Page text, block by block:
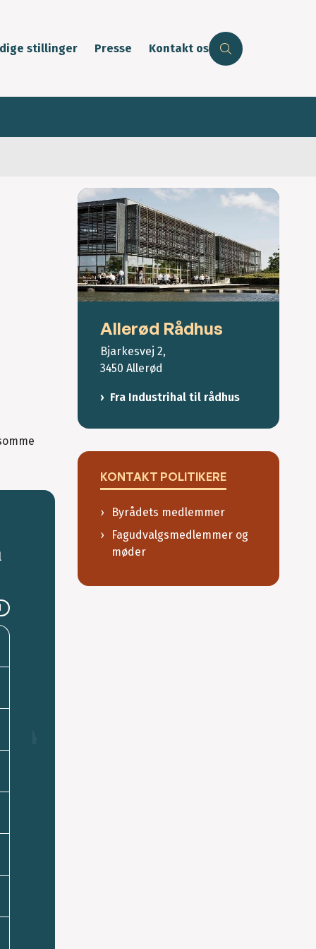
stillinger Presse Kontakt os
Allerød Rådhus
Bjarkesvej 2,
3450 Allerød
Fra Industrihal til rådhus
KONTAKT POLITIKERE
Byrådets medlemmer
Fagudvalgsmedlemmer og
møder